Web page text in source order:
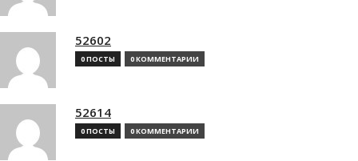
52602
0 ПОСТЫ 0 КОММЕНТАРИИ
52614
0 ПОСТЫ 0 КОММЕНТАРИИ